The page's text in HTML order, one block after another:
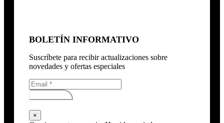
BOLETÍN INFORMATIVO
Suscríbete para recibir actualizaciones sobre
novedades y ofertas especiales
Subscribirse
×